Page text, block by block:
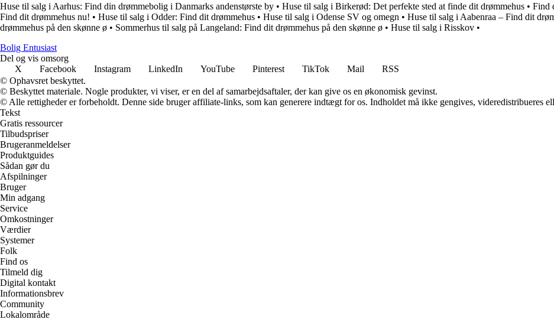
Huse til salg i Aarhus: Find din drømmebolig i Danmarks andenstørste by • Huse til salg i Birkerød: Det perfekte sted at finde dit drømmehus • Find
Find dit drømmehus nu! • Huse til salg i Odder: Find dit drømmehus • Huse til salg i Odense SV og omegn • Huse til salg i Aabenraa – Find dit
drømmehus på den skønne ø • Sommerhus til salg på Langeland: Find dit drømmehus på den skønne ø • Huse til salg i Risskov •
Bolig Entusiast
Del og vis omsorg
X
Facebook Instagram LinkedIn YouTube Pinterest TikTok Mail
RSS
© Ophavsret beskyttet.
© Beskyttet materiale. Nogle produkter, vi viser, er en del af samarbejdsaftaler, der kan give os en økonomisk gevinst.
© Alle rettigheder er forbeholdt. Denne side bruger affiliate-links, som kan generere indtægt for os. Indholdet må ikke gengives, videredistribueres
Tekst
Gratis ressourcer
Tilbudspriser
Brugeranmeldelser
Produktguides
Sådan gør du
Afspilninger
Bruger
Min adgang
Service
Omkostninger
Værdier
Systemer
Folk
Find os
Tilmeld dig
Digital kontakt
Informationsbrev
Community
Lokalområde